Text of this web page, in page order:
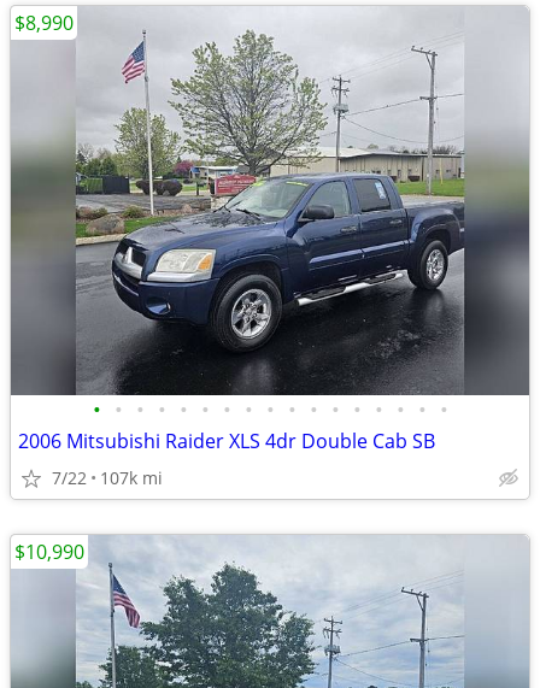
• • • • • • • • • • • • • • • • •
2006 Mitsubishi Raider XLS 4dr Double Cab SB
7/22 107k mi
$8,990
$10,990